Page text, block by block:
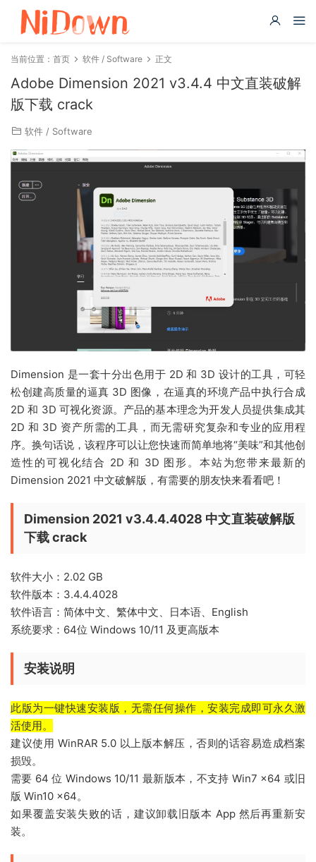
当前位置： 首页 软件 / Software 正文
Adobe Dimension 2021 v3.4.4 中文直装破解
版下载 crack
软件 / Software
Dimension 是一套十分出色用于 2D 和 3D 设计的工具，可轻
松创建高质量的逼真 3D 图像，在逼真的环境产品中执行合成
2D 和 3D 可视化资源。产品的基本理念为开发人员提供集成其
2D 和 3D 资产所需的工具，而无需研究复杂和专业的应用程
序。换句话说，该程序可以让您快速而简单地将“美味”和其他创
造性的可视化结合 2D 和 3D 图形。本站为您带来最新的
Dimension 2021 中文破解版，有需要的朋友快来看看吧！
Dimension 2021 v3.4.4.4028 中文直装破解版
下载 crack
软件大小：2.02 GB
软件版本：3.4.4.4028
软件语言：简体中文、繁体中文、日本语、English
系统要求：64位 Windows 10/11 及更高版本
安装说明
此版为一键快速安装版，无需任何操作，安装完成即可永久激
活使用。
建议使用 WinRAR 5.0 以上版本解压，否则的话容易造成档案
损毁。
需要 64 位 Windows 10/11 最新版本，不支持 Win7 x64 或旧
版 Win10 x64。
如果覆盖安装失败的话，建议卸载旧版本 App 然后再重新安
装。